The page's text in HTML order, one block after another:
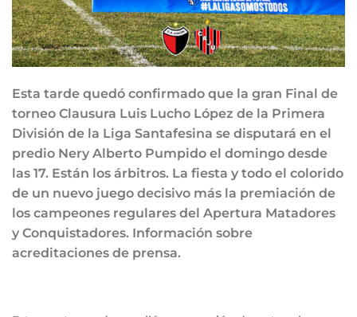
Esta tarde quedó confirmado que la gran Final de
torneo Clausura Luis Lucho López de la Primera
División de la Liga Santafesina se disputará en el
predio Nery Alberto Pumpido el domingo desde
las 17. Están los árbitros. La fiesta y todo el colorido
de un nuevo juego decisivo más la premiación de
los campeones regulares del Apertura Matadores
y Conquistadores. Información sobre
acreditaciones de prensa.